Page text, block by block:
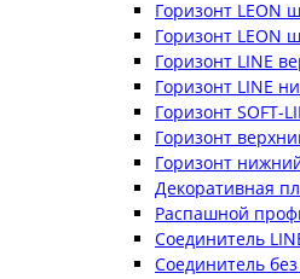
Горизонт LEON
Горизонт LEON
Горизонт LINE
Горизонт LINE
Горизонт SOFT-
Горизонт
Горизонт
Декоративная
Распашной
Соединитель
Соединитель